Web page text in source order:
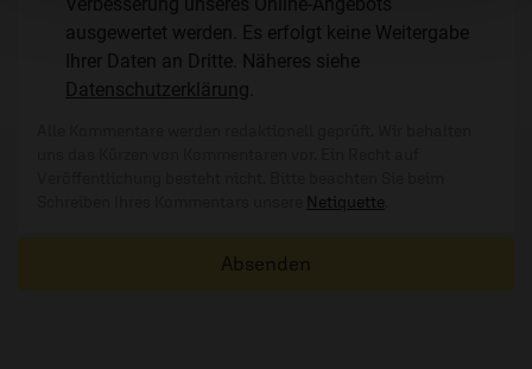
ausgewertet werden. Es erfolgt keine Weitergabe
Ihrer Daten an Dritte. Näheres siehe
Datenschutzerklärung
Netiquette
Absenden